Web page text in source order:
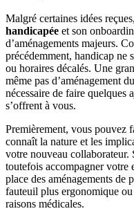
Malgré certaines idées
handicapée et son
d’aménagements majeurs.
précédemment, handicap ne
ou horaires décalés. Une
même pas d’aménagement
nécessaire de faire quelques
s’offrent à vous.
Premièrement, vous pouvez
connaît la nature et les
votre nouveau collaborateur.
toutefois accompagner votre
place des aménagements de
fauteuil plus ergonomique
raisons médicales.